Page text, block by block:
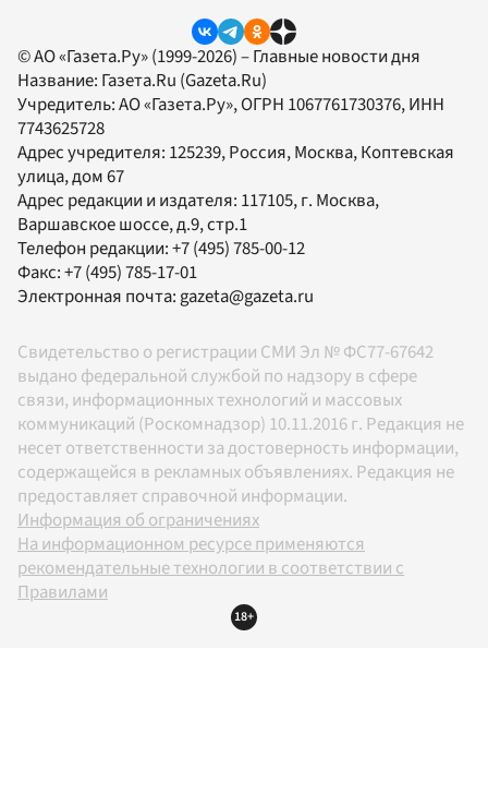
© АО «Газета.Ру» (1999-2026) – Главные новости дня
Название: Газета.Ru (Gazeta.Ru)
Учредитель:АО «Газета.Ру», ОГРН 1067761730376, ИНН
7743625728
Адрес учредителя: 125239, Россия, Москва, Коптевская
улица, дом 67
Адрес редакции и издателя: 117105, г. Москва,
Варшавское шоссе, д.9, стр.1
Телефон редакции:+7 (495) 785-00-12
Факс:+7 (495) 785-17-01
Электронная почта:gazeta@gazeta.ru
Свидетельство о регистрации СМИ Эл № ФС77-67642
выдано федеральной службой по надзору в сфере
связи, информационных технологий и массовых
коммуникаций (Роскомнадзор) 10.11.2016 г. Редакция не
несет ответственности за достоверность информации,
содержащейся в рекламных объявлениях. Редакция не
предоставляет справочной информации.
Информация об ограничениях
На информационном ресурсе применяются
рекомендательные технологии в соответствии с
Правилами
18+